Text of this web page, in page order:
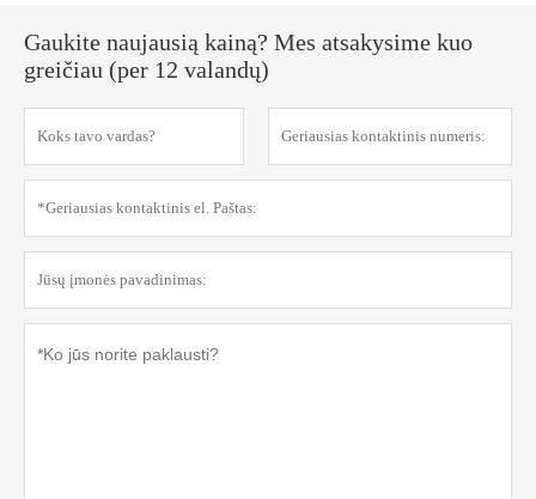
Gaukite naujausią kainą? Mes atsakysime kuo
greičiau (per 12 valandų)